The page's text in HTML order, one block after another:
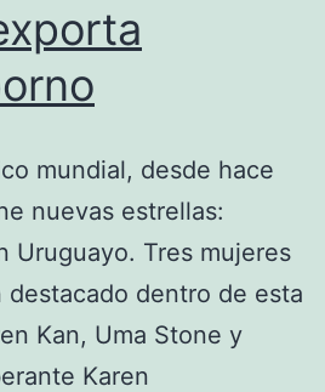
mundial, desde hace
nuevas estrellas:
Uruguayo. Tres mujeres
destacado dentro de esta
Kan, Uma Stone y
Karen